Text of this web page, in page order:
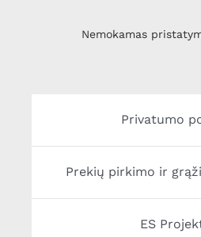
Nemokamas
Privatumo
Prekių pirkimo ir
ES